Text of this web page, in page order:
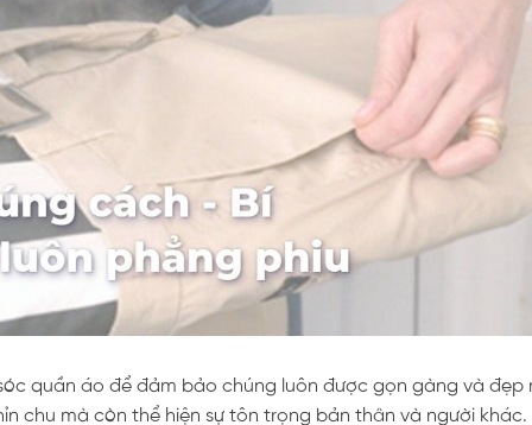
quần áo để đảm bảo chúng luôn được gọn gàng và đẹp
chu mà còn thể hiện sự tôn trọng bản thân và người khác.